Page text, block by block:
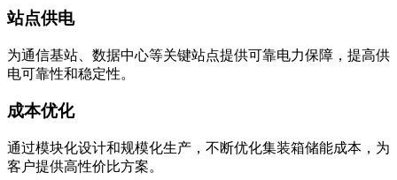
站点供电
为通信基站、数据中心等关键站点提供可靠电力保障，提高供
电可靠性和稳定性。
成本优化
通过模块化设计和规模化生产，不断优化集装箱储能成本，为
客户提供高性价比方案。